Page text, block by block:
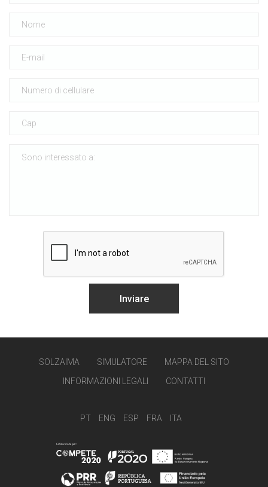
SOLZAIMA SIMULATORE
MAPPA DEL SITO
INFORMAZIONI LEGALI
CONTATTI
PT ENG ESP FRA ITA